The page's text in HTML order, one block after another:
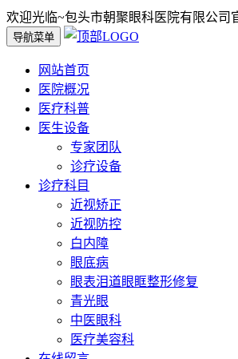
欢迎光临~包头市朝聚眼科医院有限公司
导航菜单
网站首页
医院概况
医疗科普
医生设备
专家团队
诊疗设备
诊疗科目
近视矫正
近视防控
白内障
眼底病
眼表泪道眼眶整形修复
青光眼
中医眼科
医疗美容科